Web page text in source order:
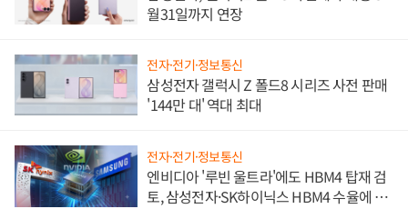
월31일까지 연장
전자·전기·정보통신
삼성전자 갤럭시 Z 폴드8 시리즈 사전 판매
'144만 대' 역대 최대
전자·전기·정보통신
엔비디아 '루빈 울트라'에도 HBM4 탑재 검
토, 삼성전자·SK하이닉스 HBM4 수율에 주